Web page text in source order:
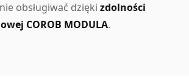
obsługiwać dzięki zdolności
COROB MODULA.